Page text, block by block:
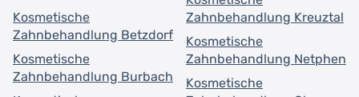
Kosmetische
Zahnbehandlung Betzdorf
Kosmetische
Zahnbehandlung Burbach
Zahnbehandlung Kreuztal
Kosmetische
Zahnbehandlung Netphen
Kosmetische